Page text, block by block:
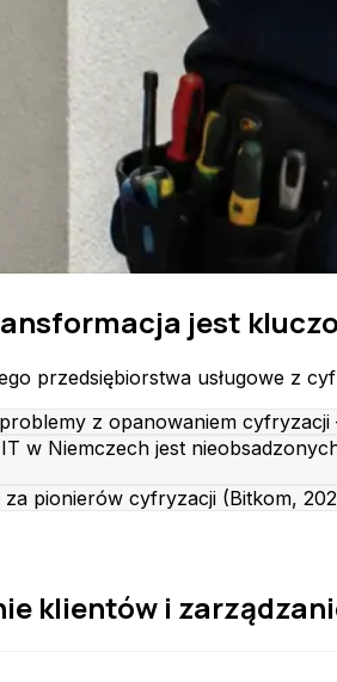
jest
przedsiębiorstwa usługowe z
z opanowaniem
w Niemczech jest
pionierów cyfryzacji (Bitkom,
klientów i